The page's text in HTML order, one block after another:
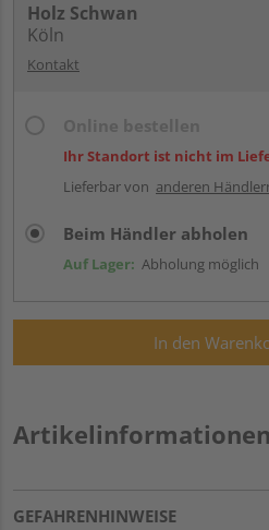
Holz Schwan
Köln
Kontakt
Ihr Standort ist nicht im
Lieferbar von anderen
Beim Händler abholen
Auf Lager: Abholung möglich
In den
Artikelinformationen
GEFAHRENHINWEISE